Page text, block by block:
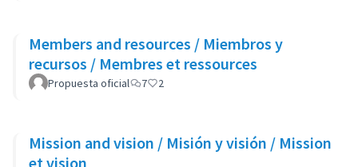
Members and resources / Miembros y
recursos / Membres et ressources
Propuesta oficial 7 2
Mission and vision / Misión y visión / Mission
et vision